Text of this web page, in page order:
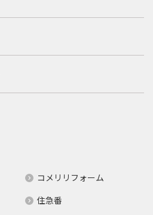
コメリリフォーム
住急番